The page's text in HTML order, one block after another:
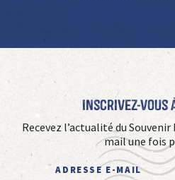
Inscrivez-vous
Recevez l’actualité du
mail une fois
ADRESSE E-MAIL